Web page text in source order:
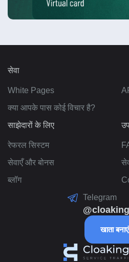
सेवा
White Pages
क्या आपके पास कोई विचार है?
साझेदारों के लिए
रेफरल सिस्टम
सेवाएँ और बोनस
ब्लॉग
Telegram
खाता बनाएं